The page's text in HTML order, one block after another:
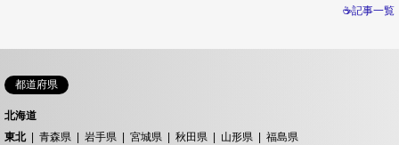
☕記事一覧
都道府県
北海道
東北
青森県 岩手県 宮城県 秋田県 山形県
福島県